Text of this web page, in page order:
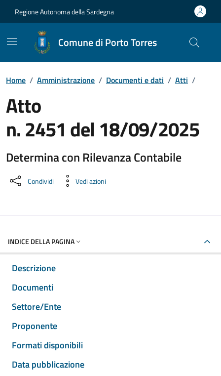
Regione Autonoma della Sardegna
Comune di Porto Torres
Home / Amministrazione / Documenti e dati / Atti /
Atto
n. 2451 del 18/09/2025
Determina con Rilevanza Contabile
Dettaglio del documento
Condividi Vedi azioni
INDICE DELLA PAGINA
Descrizione
Documenti
Settore/Ente
Proponente
Formati disponibili
Data pubblicazione